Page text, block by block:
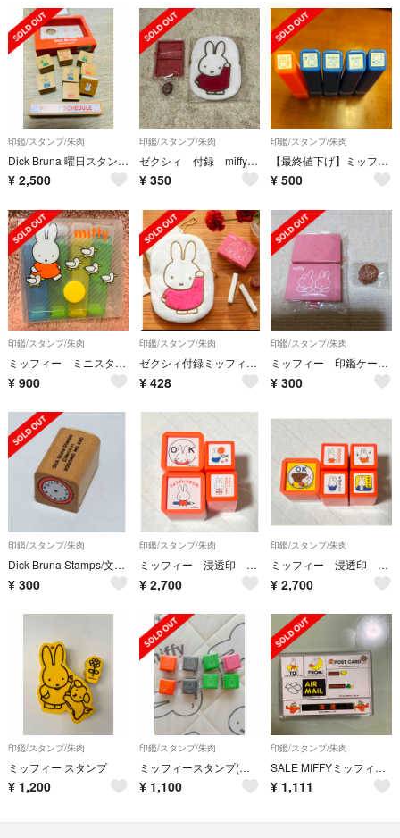
印鑑/スタンプ/朱肉
Dick Bruna 曜日スタンプセット
¥ 2,500
印鑑/スタンプ/朱肉
ゼクシィ 付録 miffyマルチポーチ&印鑑ケース
¥ 350
印鑑/スタンプ/朱肉
【最終値下げ】ミッフィー スタンプ5点セット
¥ 500
印鑑/スタンプ/朱肉
ミッフィー ミニスタンプ
¥ 900
印鑑/スタンプ/朱肉
ゼクシィ付録ミッフィーマルチポーチ＆印鑑ケース朱肉付き
¥ 428
印鑑/スタンプ/朱肉
ミッフィー 印鑑ケース 朱肉 付録
¥ 300
印鑑/スタンプ/朱肉
Dick Bruna Stamps/文字盤スタンプ
¥ 300
印鑑/スタンプ/朱肉
ミッフィー 浸透印 印鑑
¥ 2,700
印鑑/スタンプ/朱肉
ミッフィー 浸透印 印鑑
¥ 2,700
印鑑/スタンプ/朱肉
ミッフィー スタンプ
¥ 1,200
印鑑/スタンプ/朱肉
ミッフィースタンプ(全8個)
¥ 1,100
印鑑/スタンプ/朱肉
SALE MIFFYミッフィー のスタンプセット6個入り
¥ 1,111